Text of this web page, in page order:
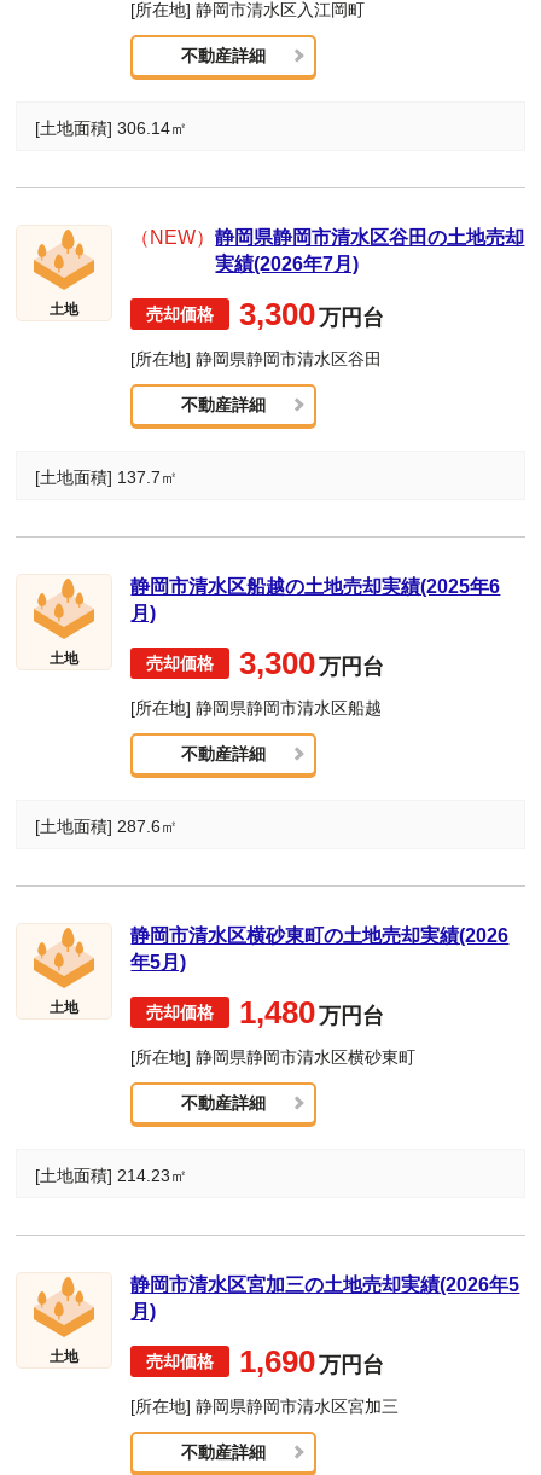
[所在地] 静岡市清水区入江岡町
不動産詳細
[土地面積] 306.14㎡
土地
（NEW）静岡県静岡市清水区谷田の土地売却
実績(2026年7月)
3,300万円台
[所在地] 静岡県静岡市清水区谷田
不動産詳細
[土地面積] 137.7㎡
土地
静岡市清水区船越の土地売却実績(2025年6
月)
3,300万円台
[所在地] 静岡県静岡市清水区船越
不動産詳細
[土地面積] 287.6㎡
土地
静岡市清水区横砂東町の土地売却実績(2026
年5月)
1,480万円台
[所在地] 静岡県静岡市清水区横砂東町
不動産詳細
[土地面積] 214.23㎡
土地
静岡市清水区宮加三の土地売却実績(2026年5
月)
1,690万円台
[所在地] 静岡県静岡市清水区宮加三
不動産詳細